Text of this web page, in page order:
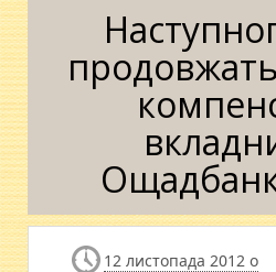
12 листопада 2012 о